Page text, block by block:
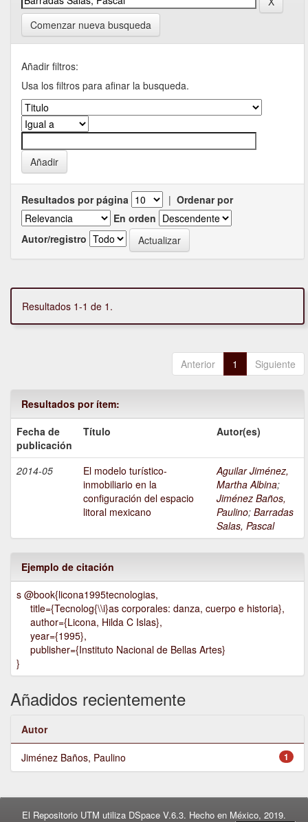
Comenzar nueva busqueda
Añadir filtros:
Usa los filtros para afinar la busqueda.
Resultados por página | Ordenar por
En orden
Autor/registro
Resultados 1-1 de 1.
Anterior 1 Siguiente
Resultados por ítem:
Fecha de
publicación
Título Autor(es)
2014-05
El modelo turístico-
inmobiliario en la
configuración del espacio
litoral mexicano
Aguilar Jiménez,
Martha Albina;
Jiménez Baños,
Paulino; Barradas
Salas, Pascal
Ejemplo de citación
s @book{licona1995tecnologias,
title={Tecnolog{\\i}as corporales: danza, cuerpo e historia},
author={Licona, Hilda C Islas},
year={1995},
publisher={Instituto Nacional de Bellas Artes}
}
Añadidos recientemente
Autor
1
Jiménez Baños, Paulino
El Repositorio UTM utiliza DSpace V.6.3. Hecho en México, 2019.